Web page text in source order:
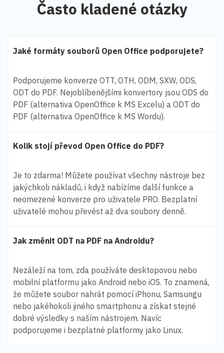
Často kladené otázky
Jaké formáty souborů Open Office podporujete?
Podporujeme konverze OTT, OTH, ODM, SXW, ODS,
ODT do PDF. Nejoblíbenějšími konvertory jsou ODS do
PDF (alternativa OpenOffice k MS Excelu) a ODT do
PDF (alternativa OpenOffice k MS Wordu).
Kolik stojí převod Open Office do PDF?
Je to zdarma! Můžete používat všechny nástroje bez
jakýchkoli nákladů, i když nabízíme další funkce a
neomezené konverze pro uživatele PRO. Bezplatní
uživatelé mohou převést až dva soubory denně.
Jak změnit ODT na PDF na Androidu?
Nezáleží na tom, zda používáte desktopovou nebo
mobilní platformu jako Android nebo iOS. To znamená,
že můžete soubor nahrát pomocí iPhonu, Samsungu
nebo jakéhokoli jiného smartphonu a získat stejné
dobré výsledky s naším nástrojem. Navíc
podporujeme i bezplatné platformy jako Linux.